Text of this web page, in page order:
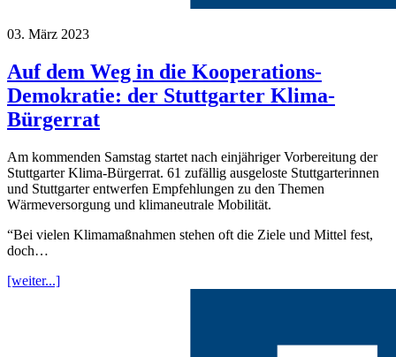
03. März 2023
Auf dem Weg in die Kooperations-
Demokratie: der Stuttgarter Klima-
Bürgerrat
Am kommenden Samstag startet nach einjähriger Vorbereitung der
Stuttgarter Klima-Bürgerrat. 61 zufällig ausgeloste Stuttgarterinnen
und Stuttgarter entwerfen Empfehlungen zu den Themen
Wärmeversorgung und klimaneutrale Mobilität.
“Bei vielen Klimamaßnahmen stehen oft die Ziele und Mittel fest,
doch…
[weiter...]